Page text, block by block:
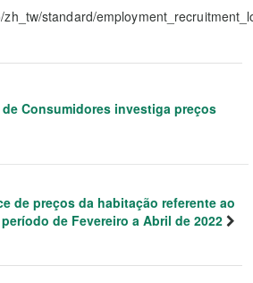
zh_tw/standard/
Consumidores investiga preços
de preços da habitação referente ao
período de Fevereiro a Abril de 2022